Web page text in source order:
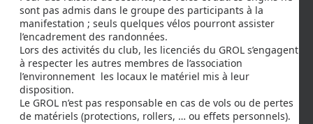
sont pas admis dans le groupe des participants à la
manifestation ; seuls quelques vélos pourront assister
l’encadrement des randonnées.
Lors des activités du club, les licenciés du GROL s’engagent
à respecter les autres membres de l’association
l’environnement les locaux le matériel mis à leur
disposition.
Le GROL n’est pas responsable en cas de vols ou de pertes
de matériels (protections, rollers, … ou effets personnels).